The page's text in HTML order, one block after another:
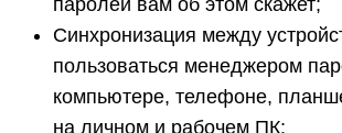
паролей вам об этом скажет;
Синхронизация между
пользоваться менеджером
компьютере, телефоне,
на личном и рабочем ПК;